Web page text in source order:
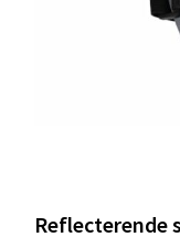
Reflecterende